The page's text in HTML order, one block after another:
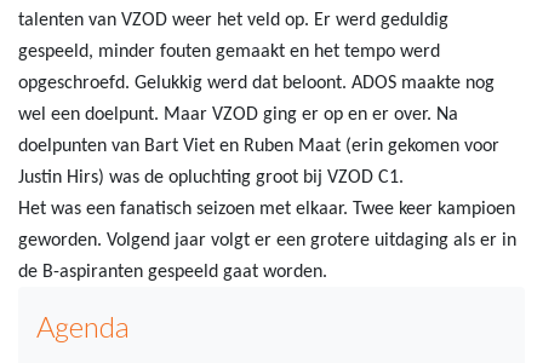
talenten van VZOD weer het veld op. Er werd geduldig
gespeeld, minder fouten gemaakt en het tempo werd
opgeschroefd. Gelukkig werd dat beloont. ADOS maakte nog
wel een doelpunt. Maar VZOD ging er op en er over. Na
doelpunten van Bart Viet en Ruben Maat (erin gekomen voor
Justin Hirs) was de opluchting groot bij VZOD C1.
Het was een fanatisch seizoen met elkaar. Twee keer kampioen
geworden. Volgend jaar volgt er een grotere uitdaging als er in
de B-aspiranten gespeeld gaat worden.
Agenda